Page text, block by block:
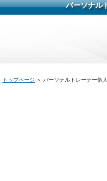
パーソナル
トップページ ＞ パーソナルトレーナー個人